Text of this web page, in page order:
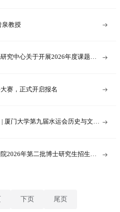
泉教授
究中心关于开展2026年度课题申
赛，正式开启报名
厦门大学第九届水运会历史与文化
2026年第二批博士研究生招生报
下页 尾页